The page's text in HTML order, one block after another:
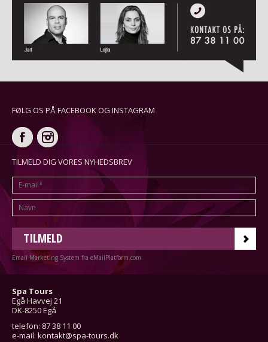
FØLG OS PÅ FACEBOOK OG INSTAGRAM
TILMELD DIG VORES NYHEDSBREV
TILMELD
Email Marketing System fra eMailPlatform.com
Spa Tours
Egå Havvej 21
DK-8250 Egå
telefon: 87 38 11 00
e-mail: kontakt@spa-tours.dk